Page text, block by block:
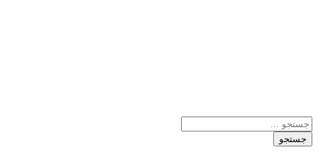
جستجو